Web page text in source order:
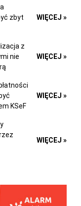
zbyt
WIĘCEJ »
z
nie
WIĘCEJ »
KSeF
WIĘCEJ »
WIĘCEJ »